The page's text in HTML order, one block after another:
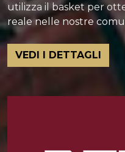
utilizza il basket per
reale nelle nostre
VEDI I DETTAGLI